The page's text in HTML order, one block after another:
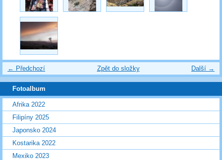
← Předchozí Další →
Zpět do složky
Fotoalbum
Afrika 2022
Filipíny 2025
Japonsko 2024
Kostarika 2022
Mexiko 2023